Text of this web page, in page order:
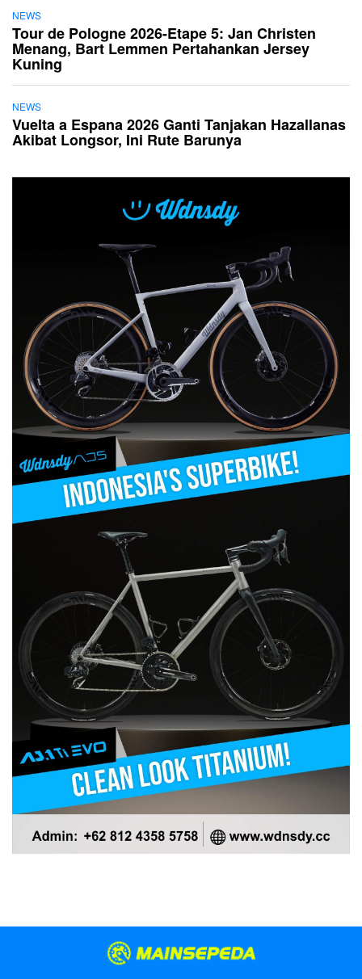
NEWS
Tour de Pologne 2026-Etape 5: Jan Christen
Menang, Bart Lemmen Pertahankan Jersey
Kuning
NEWS
Vuelta a Espana 2026 Ganti Tanjakan Hazallanas
Akibat Longsor, Ini Rute Barunya